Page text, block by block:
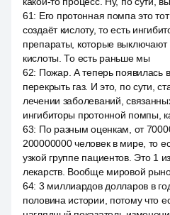
61: Его протонная помпа это
создаёт кислоту, то есть
препараты, которые
кислоты. То есть раньше мы
62: Пожар. А теперь появилась
перекрыть газ. И это, по сути,
лечении заболеваний,
ингибиторы протонной помпы,
63: По разным оценкам, от
200000000 человек в мире, то
узкой группе пациентов. Это 1
лекарств. Вообще мировой
64: 3 миллиардов долларов в
половина истории, потому что